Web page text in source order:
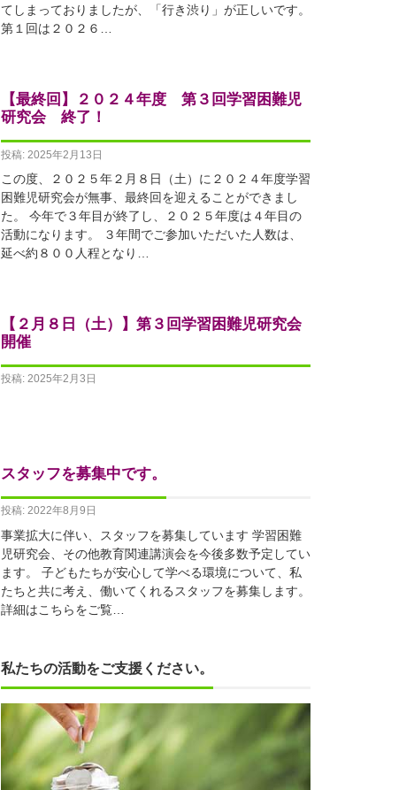
てしまっておりましたが、「行き渋り」が正しいです。
第１回は２０２６…
【最終回】２０２４年度 第３回学習困難児
研究会 終了！
投稿: 2025年2月13日
この度、２０２５年２月８日（土）に２０２４年度学習
困難児研究会が無事、最終回を迎えることができまし
た。 今年で３年目が終了し、２０２５年度は４年目の
活動になります。 ３年間でご参加いただいた人数は、
延べ約８００人程となり…
【２月８日（土）】第３回学習困難児研究会
開催
投稿: 2025年2月3日
スタッフを募集中です。
投稿: 2022年8月9日
事業拡大に伴い、スタッフを募集しています 学習困難
児研究会、その他教育関連講演会を今後多数予定してい
ます。 子どもたちが安心して学べる環境について、私
たちと共に考え、働いてくれるスタッフを募集します。
詳細はこちらをご覧…
私たちの活動をご支援ください。